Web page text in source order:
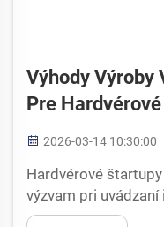
Výhody Výroby
Pre
2026-03-14 10:30:00
Hardvérové
výzvam pri
najmä pokiaľ ide o